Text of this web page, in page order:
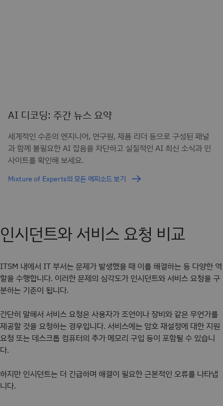
AI 디코딩: 주간 뉴스 요약
세계적인 수준의 엔지니어, 연구원, 제품 리더 등으로 구성된 패널
과 함께 불필요한 AI 잡음을 차단하고 실질적인 AI 최신 소식과 인
사이트를 확인해 보세요.
Mixture of Experts의 모든 에피소드 보기
인시던트와 서비스 요청 비교
ITSM 내에서 IT 부서는 문제가 발생했을 때 이를 해결하는 등 다양한 역
할을 수행합니다. 이러한 문제의 심각도가 인시던트와 서비스 요청을 구
분하는 기준이 됩니다.
간단히 말해서 서비스 요청은 사용자가 조언이나 장비와 같은 무언가를
제공할 것을 요청하는 경우입니다. 서비스에는 암호 재설정에 대한 지원
요청 또는 데스크톱 컴퓨터의 추가 메모리 구입 등이 포함될 수 있습니
다.
하지만 인시던트는 더 긴급하며 해결이 필요한 근본적인 오류를 나타냅
니다.